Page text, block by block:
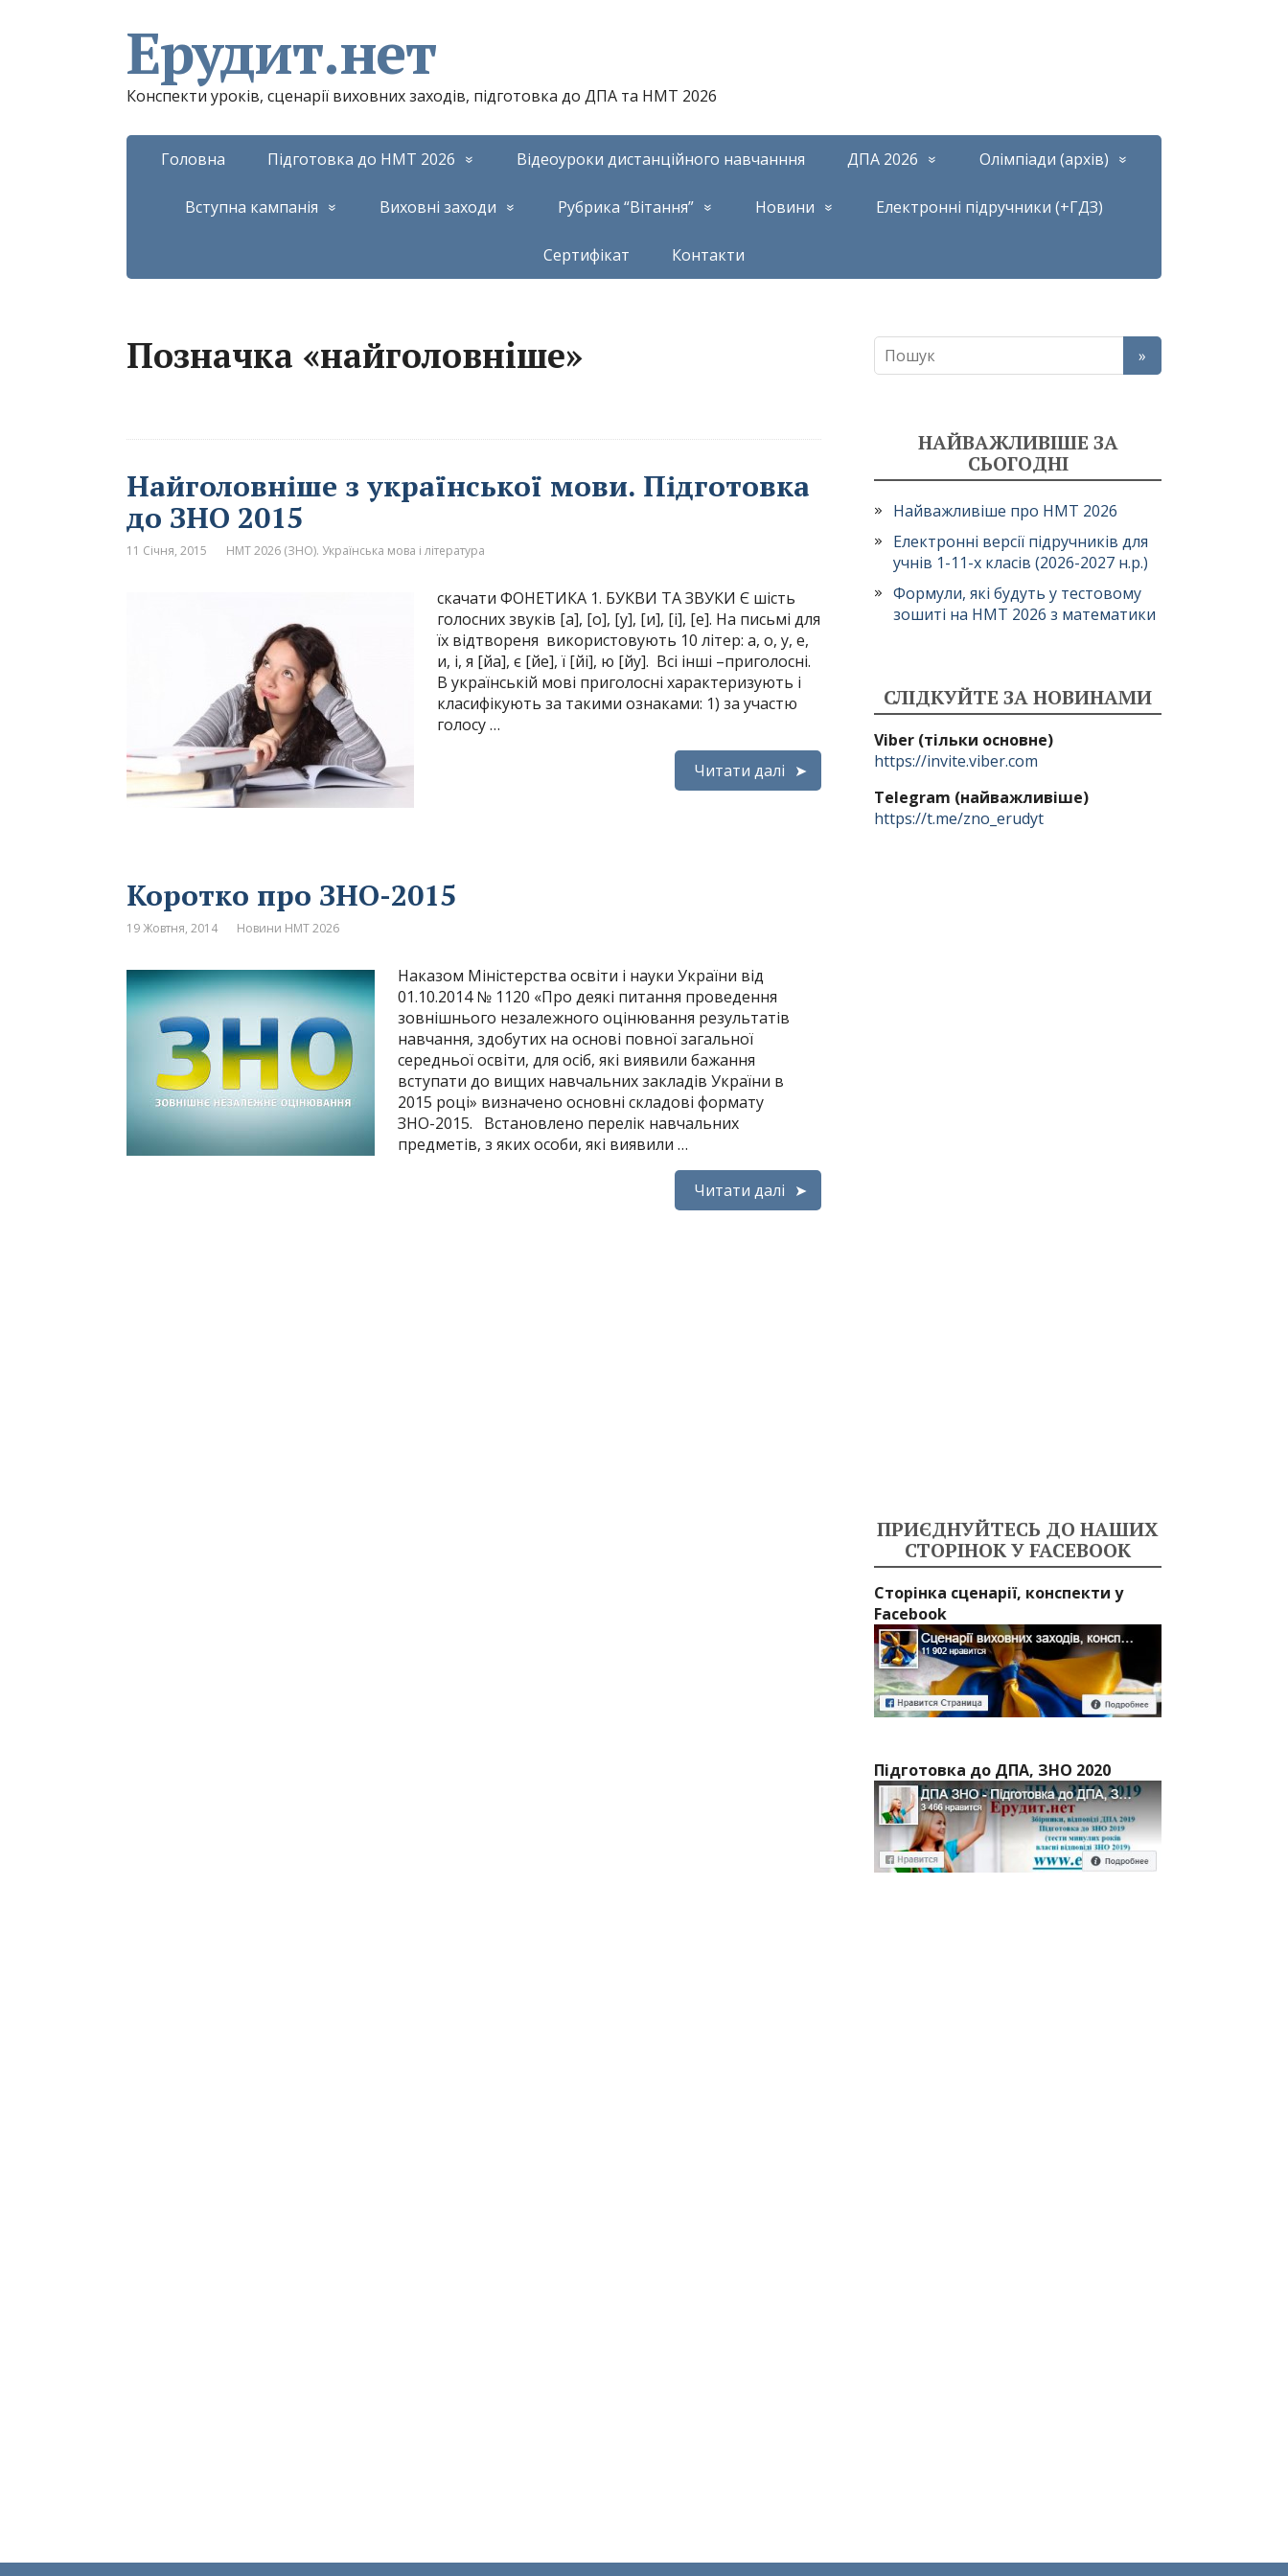
Ерудит.нет
Конспекти уроків, сценарії виховних заходів, підготовка до ДПА та НМТ 2026
Головна Підготовка до НМТ 2026 Відеоуроки дистанційного навчанння ДПА 2026 Олімпіади (архів)
Вступна кампанія Виховні заходи Рубрика “Вітання” Новини Електронні підручники (+ГДЗ)
Сертифікат Контакти
Позначка «найголовніше»
Найголовніше з української мови. Підготовка
до ЗНО 2015
11 Січня, 2015 НМТ 2026 (ЗНО). Українська мова і література
скачати ФОНЕТИКА 1. БУКВИ ТА ЗВУКИ Є шість
голосних звуків [а], [о], [у], [и], [і], [е]. На письмі для
їх відтвореня використовують 10 літер: а, о, у, е,
и, і, я [йа], є [йе], ї [йі], ю [йу]. Всі інші –приголосні.
В українській мові приголосні характеризують і
класифікують за такими ознаками: 1) за участю
голосу …
Читати далі
Коротко про ЗНО-2015
19 Жовтня, 2014 Новини НМТ 2026
Наказом Міністерства освіти і науки України від
01.10.2014 № 1120 «Про деякі питання проведення
зовнішнього незалежного оцінювання результатів
навчання, здобутих на основі повної загальної
середньої освіти, для осіб, які виявили бажання
вступати до вищих навчальних закладів України в
2015 році» визначено основні складові формату
ЗНО-2015. Встановлено перелік навчальних
предметів, з яких особи, які виявили …
Читати далі
НАЙВАЖЛИВІШЕ ЗА
СЬОГОДНІ
Найважливіше про НМТ 2026
Електронні версії підручників для
учнів 1-11-х класів (2026-2027 н.р.)
Формули, які будуть у тестовому
зошиті на НМТ 2026 з математики
СЛІДКУЙТЕ ЗА НОВИНАМИ
Viber (тільки основне)
https://invite.viber.com
Telegram (найважливіше)
https://t.me/zno_erudyt
ПРИЄДНУЙТЕСЬ ДО НАШИХ
СТОРІНОК У FACEBOOK
Сторінка сценарії, конспекти у
Facebook
Підготовка до ДПА, ЗНО 2020